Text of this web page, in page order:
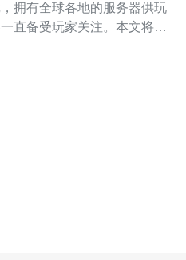
拥有全球各地的服务器供玩
直备受玩家关注。本文将揭
字。在日本文化中，龙被视